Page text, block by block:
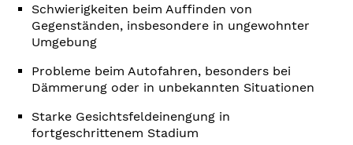
Schwierigkeiten beim Auffinden von
Gegenständen, insbesondere in ungewohnter
Umgebung
Probleme beim Autofahren, besonders bei
Dämmerung oder in unbekannten Situationen
Starke Gesichtsfeldeinengung in
fortgeschrittenem Stadium